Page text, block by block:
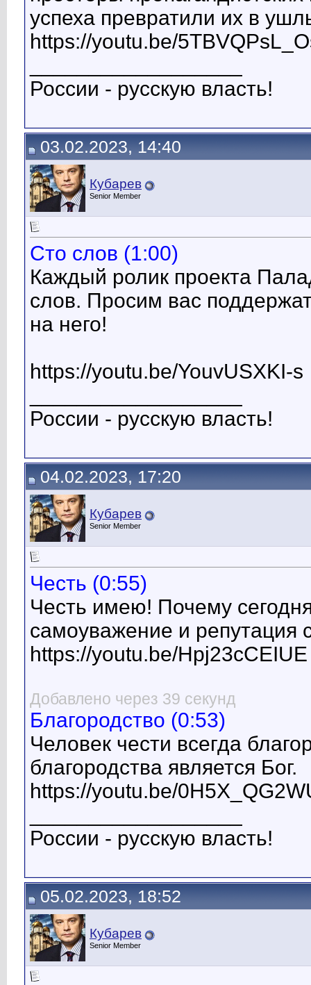
успеха превратили их в
https://youtu.be/
России - русскую власть!
03.02.2023, 14:40
Кубарев
Senior Member
Сто слов (1:00)
Каждый ролик проекта
слов. Просим вас
на него!
https://youtu.be/YouvUSXKI-s
России - русскую власть!
04.02.2023, 17:20
Кубарев
Senior Member
Честь (0:55)
Честь имею! Почему
самоуважение и репутация
https://youtu.be/Hpj23cCEIUE
Добавлено через 39 секунд
Благородство (0:53)
Человек чести всегда
благородства является Бог.
https://youtu.be/
России - русскую власть!
05.02.2023, 18:52
Кубарев
Senior Member